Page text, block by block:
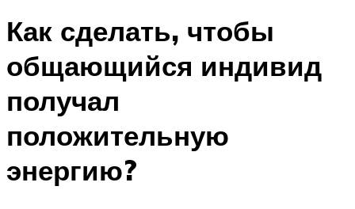
Как сделать, чтобы
общающийся индивид
получал
положительную
энергию?